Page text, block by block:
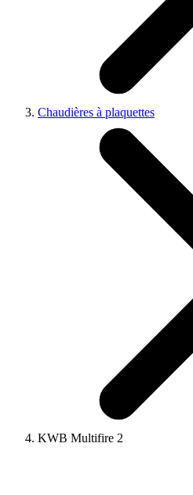
Chaudières à plaquettes
KWB Multifire 2